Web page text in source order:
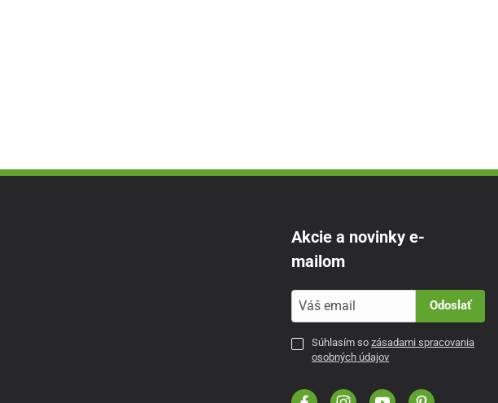
Akcie a novinky e-
mailom
Odoslať
Súhlasím sozásadami spracovania
osobných údajov